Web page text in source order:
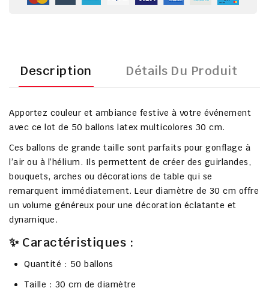
Description Détails Du Produit
Apportez couleur et ambiance festive à votre événement
avec ce lot de 50 ballons latex multicolores 30 cm.
Ces ballons de grande taille sont parfaits pour gonflage à
l’air ou à l’hélium. Ils permettent de créer des guirlandes,
bouquets, arches ou décorations de table qui se
remarquent immédiatement. Leur diamètre de 30 cm offre
un volume généreux pour une décoration éclatante et
dynamique.
✨ Caractéristiques :
Quantité : 50 ballons
Taille : 30 cm de diamètre